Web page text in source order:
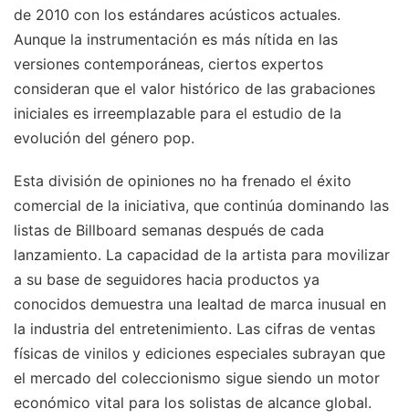
de 2010 con los estándares acústicos actuales.
Aunque la instrumentación es más nítida en las
versiones contemporáneas, ciertos expertos
consideran que el valor histórico de las grabaciones
iniciales es irreemplazable para el estudio de la
evolución del género pop.
Esta división de opiniones no ha frenado el éxito
comercial de la iniciativa, que continúa dominando las
listas de Billboard semanas después de cada
lanzamiento. La capacidad de la artista para movilizar
a su base de seguidores hacia productos ya
conocidos demuestra una lealtad de marca inusual en
la industria del entretenimiento. Las cifras de ventas
físicas de vinilos y ediciones especiales subrayan que
el mercado del coleccionismo sigue siendo un motor
económico vital para los solistas de alcance global.